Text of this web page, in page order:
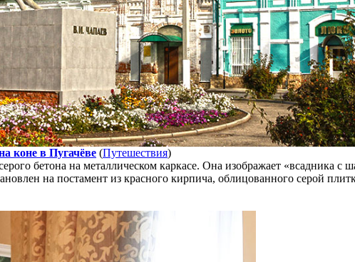
коне в Пугачёве (Путешествия)
бетона на металлическом каркасе. Она изображает «всадника с
на постамент из красного кирпича, облицованного серой